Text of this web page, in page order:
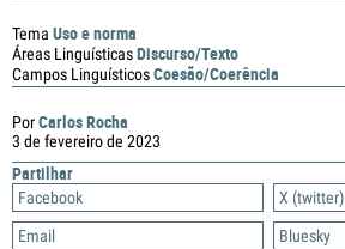
PorCarlos Rocha
3 de fevereiro de 2023
Partilhar
Facebook
X (twitter)
Email
Bluesky
Tema Uso e norma
Áreas LinguísticasDiscurso/Texto
Campos LinguísticosCoesão/Coerência